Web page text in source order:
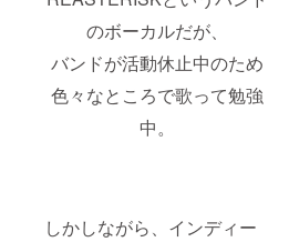
のボーカルだが、
バンドが活動休止中のため
色々なところで歌って勉強
中。
しかしながら、インディー